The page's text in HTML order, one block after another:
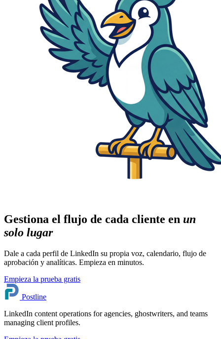
Gestiona el flujo de cada cliente en un
solo lugar
Dale a cada perfil de LinkedIn su propia voz, calendario, flujo de
aprobación y analíticas. Empieza en minutos.
Empieza la prueba gratis
Postline
LinkedIn content operations for agencies, ghostwriters, and teams
managing client profiles.